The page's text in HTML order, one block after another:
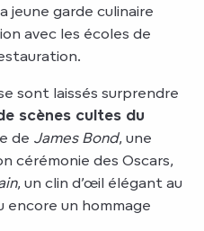
jeune garde culinaire
avec les écoles de
sont laissés surprendre
scènes cultes du
de James Bond, une
cérémonie des Oscars,
, un clin d’œil élégant au
encore un hommage